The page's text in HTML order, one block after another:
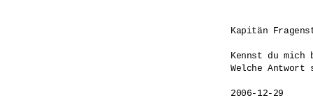
Kapitän
Kennst du
Welche Antwort